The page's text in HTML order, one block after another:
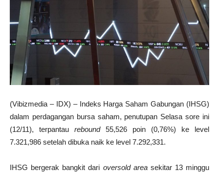
(Vibizmedia – IDX) – Indeks Harga Saham Gabungan (IHSG)
dalam perdagangan bursa saham, penutupan Selasa sore ini
(12/11), terpantau rebound55,526 poin (0,76%) ke level
7.321,986 setelah dibuka naik ke level 7.292,331.
IHSG bergerak bangkit dari oversold areasekitar 13 minggu